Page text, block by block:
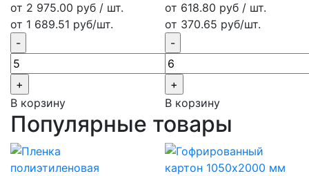
от 2 975.00 руб / шт.
от 1 689.51 руб/шт.
В корзину
от 618.80 руб / шт.
от 370.65 руб/шт.
В корзину
Популярные товары